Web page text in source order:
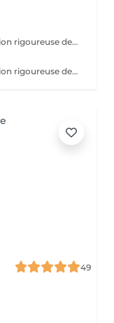
examen clinique: - Nettoyage et désinfection rigoureuse des pieds - soin des ongles: coupe correct, fraisage ( diminution de l`épaisseur) et nettoyage des sillons pour prévenir les ongles incarnés. - traitement des callosités rdv chez 691 60 25 60 ou clinic.coach@lilianamendes.eu
examen clinique: - Nettoyage et désinfection rigoureuse des pieds - soin des ongles: coupe correct, fraisage ( diminution de l`épaisseur) et nettoyage des sillons pour prévenir les ongles incarnés. - traitement des callosités rdv chez 691 60 25 60 ou clinic.coach@lilianamendes.eu
49